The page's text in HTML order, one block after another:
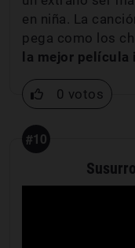
en niña. La
pega como los
la mejor
0 votos
#10